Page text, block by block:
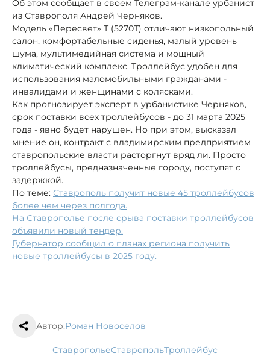
Об этом сообщает в своем Телеграм-канале урбанист
из Ставрополя Андрей Черняков.
Модель «Пересвет» Т (5270Т) отличают низкопольный
салон, комфортабельные сиденья, малый уровень
шума, мультимедийная система и мощный
климатический комплекс. Троллейбус удобен для
использования маломобильными гражданами -
инвалидами и женщинами с колясками.
Как прогнозирует эксперт в урбанистике Черняков,
срок поставки всех троллейбусов - до 31 марта 2025
года - явно будет нарушен. Но при этом, высказал
мнение он, контракт с владимирским предприятием
ставропольские власти расторгнут вряд ли. Просто
троллейбусы, предназначенные городу, поступят с
задержкой.
По теме: Ставрополь получит новые 45 троллейбусов
более чем через полгода.
На Ставрополье после срыва поставки троллейбусов
объявили новый тендер.
Губернатор сообщил о планах региона получить
новые троллейбусы в 2025 году.
Автор:Роман Новоселов
Ставрополье Ставрополь троллейбус